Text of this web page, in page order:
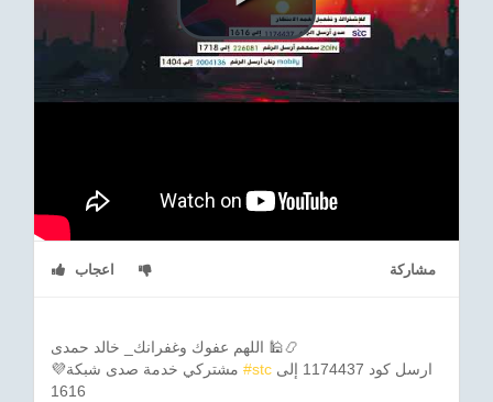
اعجاب مشاركة
اللهم عفوك وغفرانك_ خالد حمدى 🕌📿
#stc
1616